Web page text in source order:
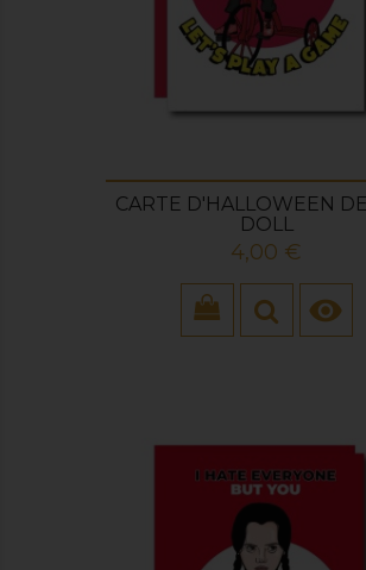
CARTE D'HALLOWEEN
DOLL
Prix
4,00 €
